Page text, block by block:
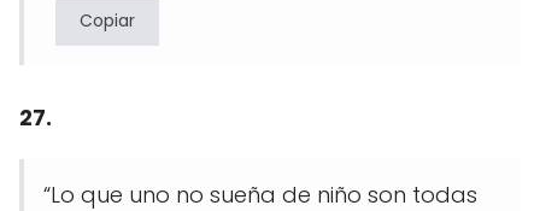
Copiar
27.
“Lo que uno no sueña de niño son todas